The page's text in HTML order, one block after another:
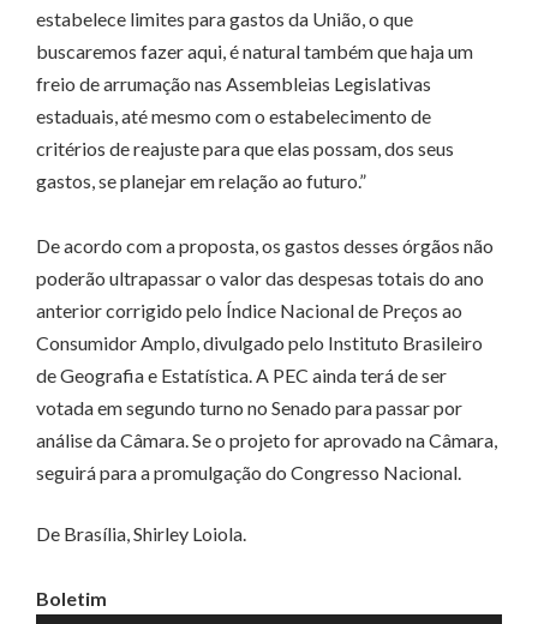
estabelece limites para gastos da União, o que
buscaremos fazer aqui, é natural também que haja um
freio de arrumação nas Assembleias Legislativas
estaduais, até mesmo com o estabelecimento de
critérios de reajuste para que elas possam, dos seus
gastos, se planejar em relação ao futuro.”
De acordo com a proposta, os gastos desses órgãos não
poderão ultrapassar o valor das despesas totais do ano
anterior corrigido pelo Índice Nacional de Preços ao
Consumidor Amplo, divulgado pelo Instituto Brasileiro
de Geografia e Estatística. A PEC ainda terá de ser
votada em segundo turno no Senado para passar por
análise da Câmara. Se o projeto for aprovado na Câmara,
seguirá para a promulgação do Congresso Nacional.
De Brasília, Shirley Loiola.
Boletim